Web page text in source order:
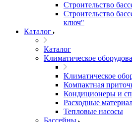
Строительство
Строительство
ключ"
Каталог
Каталог
Климатическое
Климатическое
Компактная
Кондиционеры и
Расходные
Тепловые насосы
Бассейны